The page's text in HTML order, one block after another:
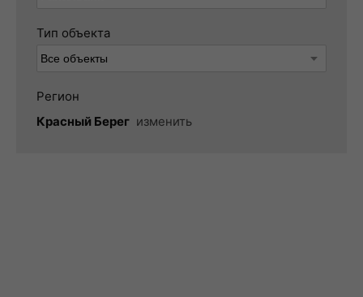
Тип объекта
Регион
Красный Берег изменить